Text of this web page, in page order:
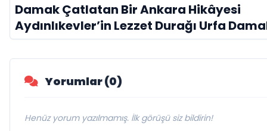
Damak Çatlatan Bir Ankara Hikâyesi
Aydınlıkevler’in Lezzet Durağı Urfa
Yorumlar (0)
Henüz yorum yazılmamış. İlk görüşü siz bildirin!